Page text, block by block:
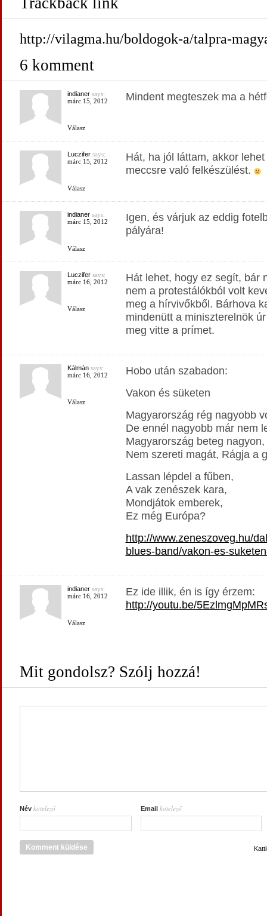
http://vilagma.hu/boldogok-a/talpra-
6 komment
indianersays:
márc 15, 2012
Válasz
Mindent megteszek ma a
Luczifersays:
márc 15, 2012
Válasz
Hát, ha jól láttam, akkor
meccsre való felkészülést.
indianersays:
márc 15, 2012
Válasz
Igen, és várjuk az eddig
pályára!
Luczifersays:
márc 16, 2012
Válasz
Hát lehet, hogy ez segít, bár
nem a protestálókból volt
meg a hírvivőkből. Bárhova
mindenütt a miniszterelnök
meg vitte a prímet.
Kálmánsays:
márc 16, 2012
Válasz
Hobo után szabadon:
Vakon és süketen
Magyarország rég nagyobb
De ennél nagyobb már nem
Magyarország beteg nagyon,
Nem szereti magát, Rágja a
Lassan lépdel a fűben,
A vak zenészek kara,
Mondjátok emberek,
Ez még Európa?
http://www.zeneszoveg.hu/
blues-band/vakon-es-
indianersays:
márc 16, 2012
Válasz
Ez ide illik, én is így érzem:
http://youtu.be/
Mit gondolsz? Szólj hozzá!
Név kötelező Email kötelező